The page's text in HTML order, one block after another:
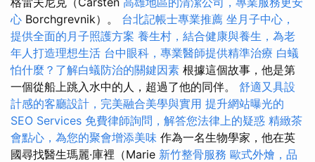
心 Borchgrevnik）。 台北記帳士專業推薦 坐月子中心，
提供全面的月子照護方案 養生村，結合健康與養生，為老
年人打造理想生活 台中眼科，專業醫師提供精準治療 白蟻
怕什麼？了解白蟻防治的關鍵因素 根據這個故事，他是第
一個從船上跳入水中的人，超過了他的同伴。 舒適又具設
計感的客廳設計，完美融合美學與實用 提升網站曝光的
SEO Services 免費律師詢問，解答您法律上的疑惑 精緻茶
會點心，為您的聚會增添美味 作為一名生物學家，他在英
國尋找醫生瑪麗·庫裡（Marie 新竹整骨服務 歐式外燴，品